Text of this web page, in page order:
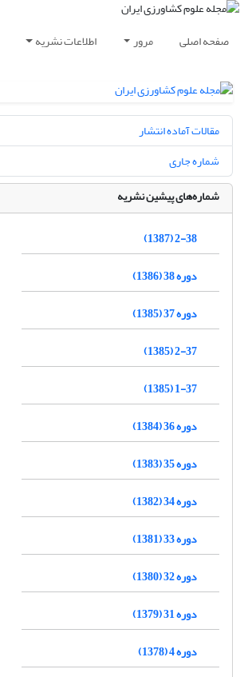
صفحه اصلی مرور اطلاعات نشریه
مقالات آماده انتشار
شماره جاری
شماره‌های پیشین نشریه
2-38 (1387)
دوره 38 (1386)
دوره 37 (1385)
2-37 (1385)
1-37 (1385)
دوره 36 (1384)
دوره 35 (1383)
دوره 34 (1382)
دوره 33 (1381)
دوره 32 (1380)
دوره 31 (1379)
دوره 4 (1378)